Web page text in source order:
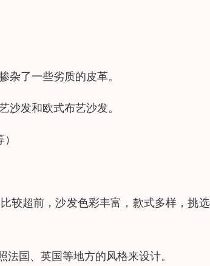
了一些劣质的皮革。
发和欧式布艺沙发。
较超前，沙发色彩丰富，款式多样，挑
国、英国等地方的风格来设计。